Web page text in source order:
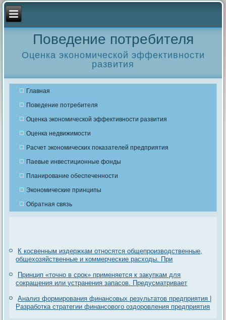
Поведение потребителя
Оценка экономической эффективности
развития
Главная
Поведение потребителя
Оценка экономической эффективности развития
Оценка недвижимости
Расчет экономических показателей предприятия
Паевые инвестиционные фонды
Планирование обеспеченности
Экономические принципы
Обратная связь
К косвенным издержкам относятся общепроизводственные,
общехозяйственные и коммерческие расходы. При
Принцип «точно в срок» применяется к закупкам для
сокращения или устранения запасов. Предусматривает
Анализ формирования финансовых результатов предприятия |
Разработка стратегии финансового оздоровления предприятия